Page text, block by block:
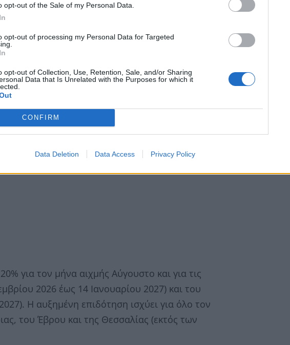
opt-out of the Sale of my Personal Data.
opt-out of processing my Personal Data for Targeted
opt-out of Collection, Use, Retention, Sale, and/or Sharing
Data that Is Unrelated with the Purposes for which it
CONFIRM
Data Deletion Data Access Privacy Policy
μπορούν να πραγματοποιηθούν έως 10
συμμετοχή), ενώ στους δήμους της Βόρειας
(πλην Σποράδων), μπορούν να
επιδοτούνται και ακτοπλοϊκά εισιτήρια.
ΑμεΑ τα εισιτήρια είναι δωρεάν.
για τον μήνα αιχμής Αύγουστο και για τις
2026 έως 14 Ιανουαρίου 2027) και του
Η αυξημένη επιδότηση ισχύει για όλο τον
του Έβρου και της Θεσσαλίας (εκτός των